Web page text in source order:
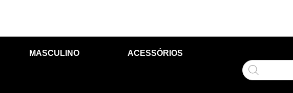
MASCULINO ACESSÓRIOS